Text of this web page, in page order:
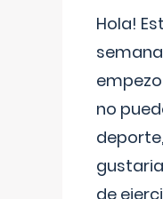
Hola!
no
de